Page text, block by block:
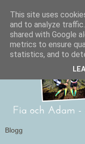
This site uses
and to analyze
shared with Google
metrics to ensure
statistics, and to